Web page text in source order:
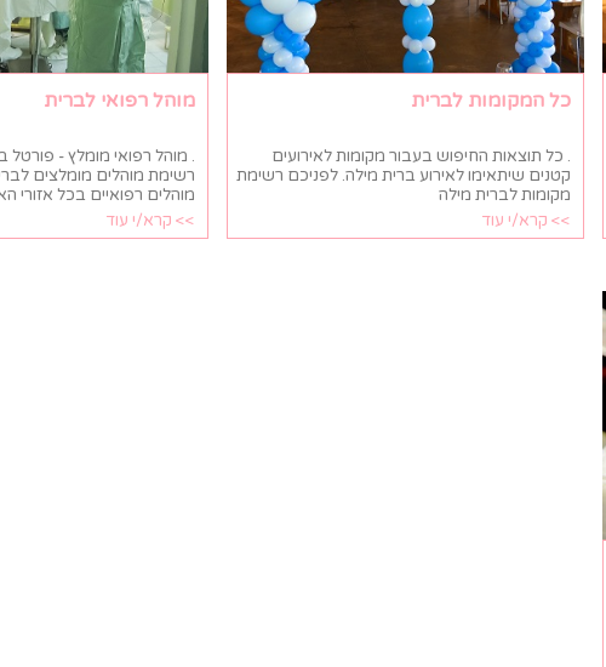
כל המקומות לברית
. כל תוצאות החיפוש בעבור מקומות לאירועים
קטנים שיתאימו לאירוע ברית מילה. לפניכם רשימת
מקומות לברית מילה
>> קרא/י עוד
מוהל רפואי לברית
. מוהל רפואי מומלץ - פורטל
רשימת מוהלים מומלצים
מוהלים רפואיים בכל אזורי
>> קרא/י עוד